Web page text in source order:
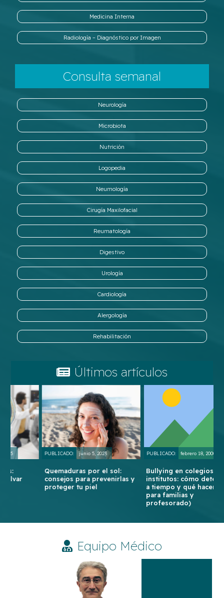
Medicina Interna
Radiología – Diagnóstico por Imagen
Consulta semanal
Neurología
Microbiota
Nutrición
Logopedia
Neumología
Cirugía Maxilofacial
Reumatología
Digestivo
Urología
Cardiología
Alergología
Rehabilitación
Últimos artículos
PUBLICADO: junio 5, 2023
Quemaduras por el sol:
consejos para prevenirlas y
proteger tu piel
PUBLICADO: febrero 18, 2000
Bullying en colegios e
institutos: cómo detectarlo
a tiempo y qué hacer (guía
para familias y
profesorado)
Equipo Médico